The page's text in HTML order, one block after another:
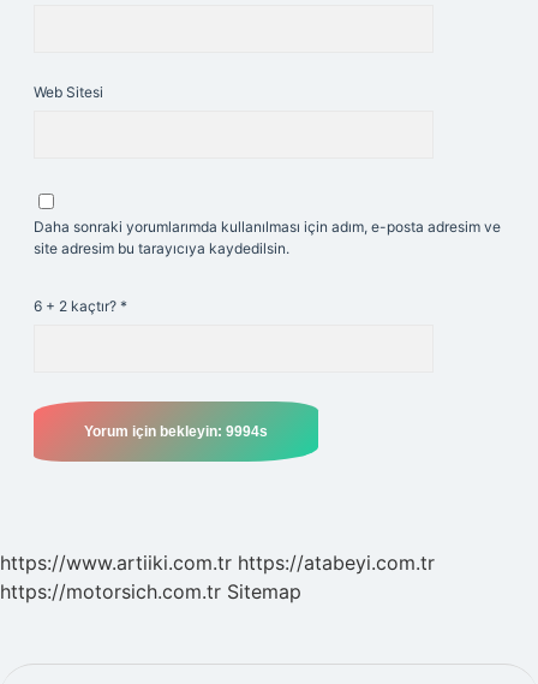
Web Sitesi
Daha sonraki yorumlarımda kullanılması için adım, e-posta adresim ve
site adresim bu tarayıcıya kaydedilsin.
6 + 2 kaçtır? *
https://www.artiiki.com.tr https://atabeyi.com.tr
https://motorsich.com.tr Sitemap